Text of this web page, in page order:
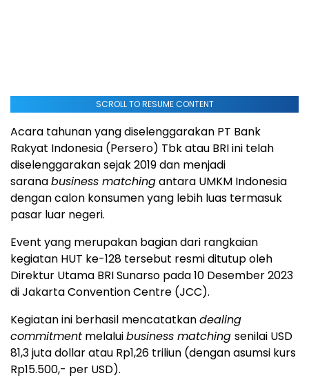
SCROLL TO RESUME CONTENT
Acara tahunan yang diselenggarakan PT Bank
Rakyat Indonesia (Persero) Tbk atau BRI ini telah
diselenggarakan sejak 2019 dan menjadi
saranabusiness matchingantara UMKM Indonesia
dengan calon konsumen yang lebih luas termasuk
pasar luar negeri.
Event yang merupakan bagian dari rangkaian
kegiatan HUT ke-128 tersebut resmi ditutup oleh
Direktur Utama BRI Sunarso pada 10 Desember 2023
di Jakarta Convention Centre (JCC).
Kegiatan ini berhasil mencatatkandealing
commitment melaluibusiness matching senilai USD
81,3 juta dollar atau Rp1,26 triliun (dengan asumsi kurs
Rp15.500,- per USD).